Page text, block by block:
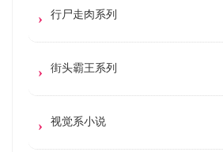
行尸走肉系列
街头霸王系列
视觉系小说